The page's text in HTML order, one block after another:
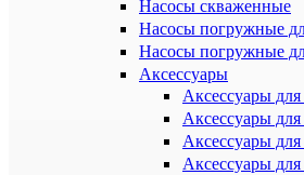
Насосы скваженные
Насосы погружные
Насосы погружные
Аксессуары
Аксессуары
Аксессуары
Аксессуары
Аксессуары